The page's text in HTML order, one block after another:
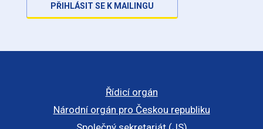
PŘIHLÁSIT SE K MAILINGU
Řídicí orgán
Národní orgán pro Českou republiku